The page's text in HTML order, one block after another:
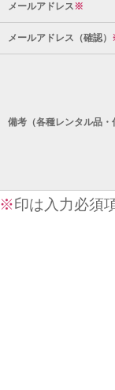
メールアドレス※
メールアドレス（確認）
備考（各種レンタル品・
※印は入力必須